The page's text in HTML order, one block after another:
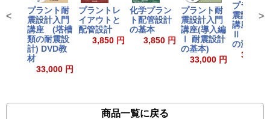
プラント耐
震設計入門
講座 (塔槽
類の耐震設
計) DVD教
材
33,000 円
プラントレ
イアウトと
配管設計
3,850 円
化学プラン
ト配管設計
の基本
3,850 円
プラント耐
震設計入門
講座(導入編
Ⅰ 耐震設計
の基本)
33,000 円
プラント
震設計入
講座(導
Ⅱ 耐震設
の流れ)
33,000
< >
商品一覧に戻る